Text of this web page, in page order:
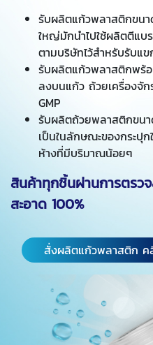
รับผลิตแก้วพลาสติกขน
ใหญ่มักนำไปใช้ผลิตตีแบ
ตามบริษัทไว้สำหรับรับแข
รับผลิตแก้วพลาสติกพร้
ลงบนแก้ว ถ้วยเครื่องจั
GMP
รับผลิตถ้วยพลาสติกขนา
เป็นในลักษณะของกระปุ
ห้างที่มีบริมาณน้อยๆ
สินค้าทุกชิ้นผ่านการตรว
สะอาด 100%
สั่งผลิตแก้วพลาสติก ค